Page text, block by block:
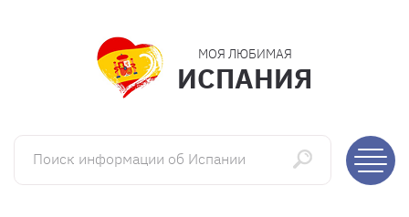
МОЯ ЛЮБИМАЯ
ИСПАНИЯ
Поиск информации об Испании